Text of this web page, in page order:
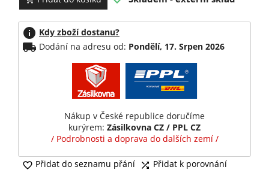
info Kdy zboží dostanu?
local_shipping Dodání na adresu od: Pondělí, 17. Srpen 2026
Nákup v České republice doručíme
kurýrem: Zásilkovna CZ / PPL CZ
/ Podrobnosti a doprava do dalších zemí /
 Přidat do seznamu přání  Přidat k porovnání